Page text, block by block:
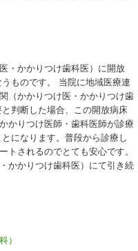
・かかりつけ歯科医）に開放
ものです。 当院に地域医療連
（かかりつけ医・かかりつけ歯
判断した場合、この開放病床
かりつけ医師・歯科医師が診療
になります。普段から診療し
トされるのでとても安心です。
かかりつけ歯科医）にて引き続
）